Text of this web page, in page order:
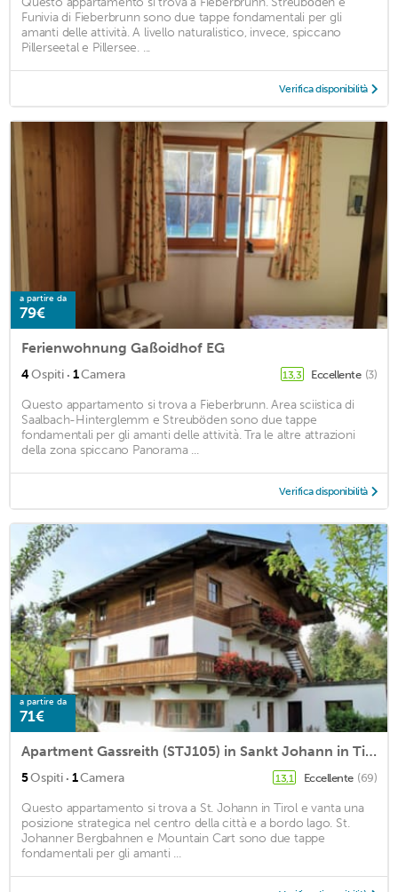
Funivia di Fieberbrunn sono due tappe fondamentali per gli
amanti delle attività. A livello naturalistico, invece, spiccano
Pillerseetal e Pillersee. ...
Verifica disponibilità
a partire da
79€
Ferienwohnung Gaßoidhof EG
4Ospiti · 1Camera 13,3 Eccellente (3)
Questo appartamento si trova a Fieberbrunn. Area sciistica di
Saalbach-Hinterglemm e Streuböden sono due tappe
fondamentali per gli amanti delle attività. Tra le altre attrazioni
della zona spiccano Panorama ...
Verifica disponibilità
a partire da
71€
Apartment Gassreith (STJ105) in Sankt Johann in Tirol - 5 persons, 1 bedrooms
5Ospiti · 1Camera 13,1 Eccellente (69)
Questo appartamento si trova a St. Johann in Tirol e vanta una
posizione strategica nel centro della città e a bordo lago. St.
Johanner Bergbahnen e Mountain Cart sono due tappe
fondamentali per gli amanti ...